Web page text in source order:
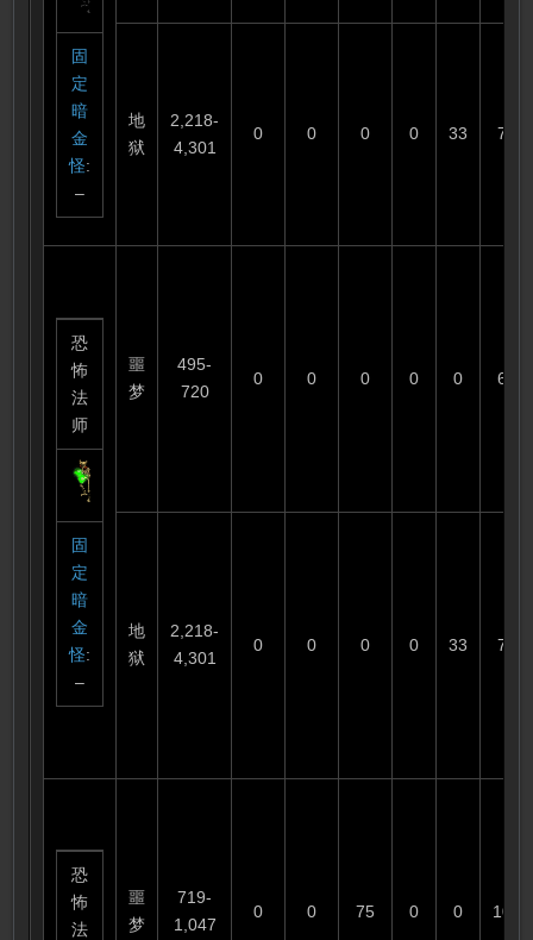
固
定
暗
金
怪:
–
地
狱
2,218-
4,301
0 0 0 0 33 75
恐
怖
法
师
固
定
暗
金
怪:
–
噩
梦
495-
720
0 0 0 0 0 60
地
狱
2,218-
4,301
0 0 0 0 33 75
恐
怖
法
噩
梦
719-
1,047
0 0 75 0 0 100